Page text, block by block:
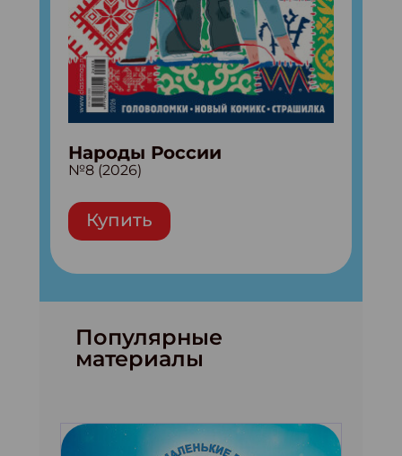
Народы России
№8 (2026)
Купить
Популярные
материалы